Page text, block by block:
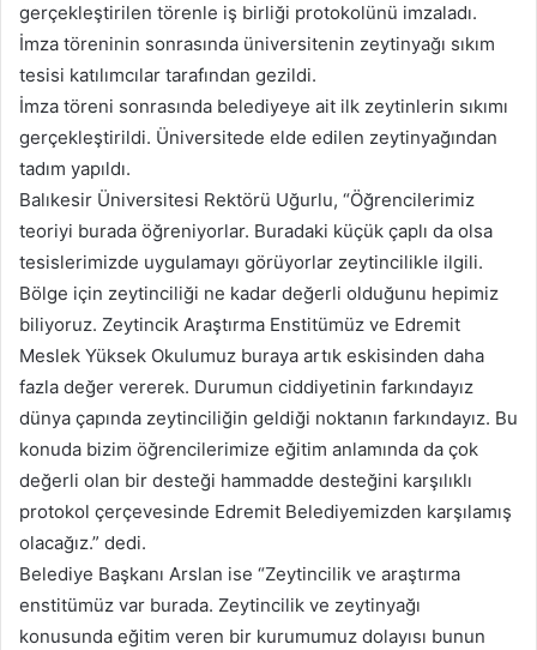
gerçekleştirilen törenle iş birliği protokolünü imzaladı.
İmza töreninin sonrasında üniversitenin zeytinyağı sıkım
tesisi katılımcılar tarafından gezildi.
İmza töreni sonrasında belediyeye ait ilk zeytinlerin sıkımı
gerçekleştirildi. Üniversitede elde edilen zeytinyağından
tadım yapıldı.
Balıkesir Üniversitesi Rektörü Uğurlu, “Öğrencilerimiz
teoriyi burada öğreniyorlar. Buradaki küçük çaplı da olsa
tesislerimizde uygulamayı görüyorlar zeytincilikle ilgili.
Bölge için zeytinciliği ne kadar değerli olduğunu hepimiz
biliyoruz. Zeytincik Araştırma Enstitümüz ve Edremit
Meslek Yüksek Okulumuz buraya artık eskisinden daha
fazla değer vererek. Durumun ciddiyetinin farkındayız
dünya çapında zeytinciliğin geldiği noktanın farkındayız. Bu
konuda bizim öğrencilerimize eğitim anlamında da çok
değerli olan bir desteği hammadde desteğini karşılıklı
protokol çerçevesinde Edremit Belediyemizden karşılamış
olacağız.” dedi.
Belediye Başkanı Arslan ise “Zeytincilik ve araştırma
enstitümüz var burada. Zeytincilik ve zeytinyağı
konusunda eğitim veren bir kurumumuz dolayısı bunun